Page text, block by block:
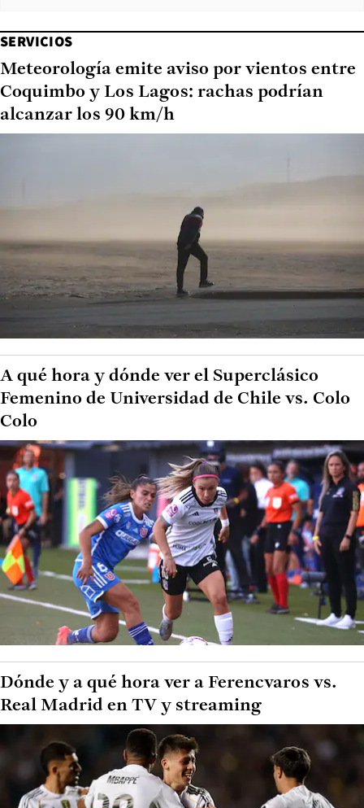
SERVICIOS
Meteorología emite aviso por vientos entre
Coquimbo y Los Lagos: rachas podrían
alcanzar los 90 km/h
A qué hora y dónde ver el Superclásico
Femenino de Universidad de Chile vs. Colo
Colo
Dónde y a qué hora ver a Ferencvaros vs.
Real Madrid en TV y streaming